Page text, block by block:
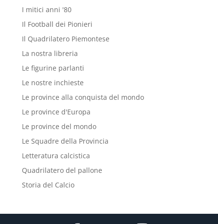
I mitici anni '80
Il Football dei Pionieri
Il Quadrilatero Piemontese
La nostra libreria
Le figurine parlanti
Le nostre inchieste
Le province alla conquista del mondo
Le province d'Europa
Le province del mondo
Le Squadre della Provincia
Letteratura calcistica
Quadrilatero del pallone
Storia del Calcio